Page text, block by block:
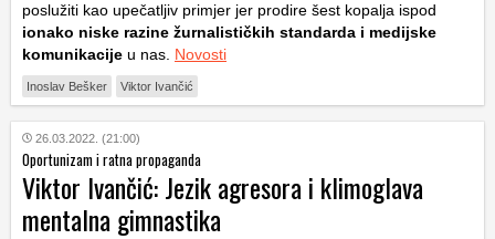
poslužiti kao upečatljiv primjer jer prodire šest kopalja ispod
ionako niske razine žurnalističkih standarda i medijske
komunikacije u nas. Novosti
Inoslav Bešker Viktor Ivančić
26.03.2022. (21:00)
Oportunizam i ratna propaganda
Viktor Ivančić: Jezik agresora i klimoglava
mentalna gimnastika